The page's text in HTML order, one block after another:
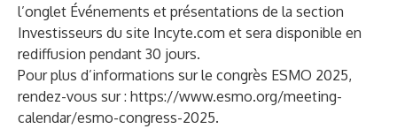
l’onglet Événements et présentations de la section
Investisseurs du site Incyte.com et sera disponible en
rediffusion pendant 30 jours.
Pour plus d’informations sur le congrès ESMO 2025,
rendez-vous sur : https://www.esmo.org/meeting-
calendar/esmo-congress-2025.